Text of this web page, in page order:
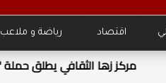
اقتصاد رياضة و ملاعب